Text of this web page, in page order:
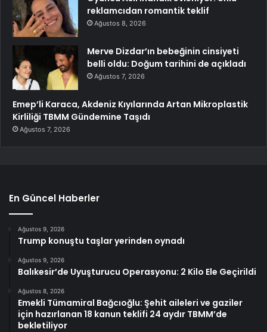
reklamcıdan romantik teklif
Ağustos 8, 2026
Merve Dizdar’ın bebeğinin cinsiyeti
belli oldu: Doğum tarihini de açıkladı
Ağustos 7, 2026
Emep’li Karaca, Akdeniz Kıyılarında Artan Mikroplastik
Kirliliği TBMM Gündemine Taşıdı
Ağustos 7, 2026
En Güncel Haberler
Ağustos 9, 2026
Trump konuştu taşlar yerinden oynadı
Ağustos 9, 2026
Balıkesir’de Uyuşturucu Operasyonu: 2 Kilo Ele Geçirildi
Ağustos 8, 2026
Emekli Tümamiral Bağcıoğlu: Şehit aileleri ve gaziler
için hazırlanan 18 kanun teklifi 24 aydır TBMM’de
bekletiliyor